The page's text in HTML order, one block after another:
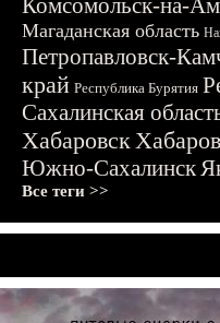
Комсомольск-на-
Магаданская область
Петропавловск-
край Республика Бурятия
Сахалинская
Хабаровск
Южно-Сахалинск
Все теги >>